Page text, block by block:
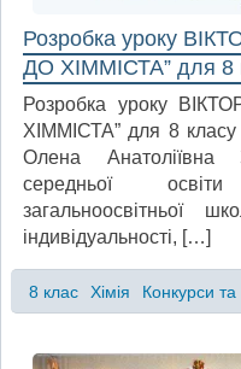
Розробка уроку
ДО ХІММІСТА” для 8
Розробка уроку
ХІММІСТА” для 8 класу
Олена Анатоліївна
середньої
загальноосвітньої
індивідуальності, […]
8 клас Хімія Конкурси та